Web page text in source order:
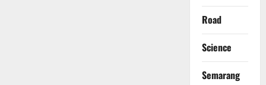
Road
Science
Semarang